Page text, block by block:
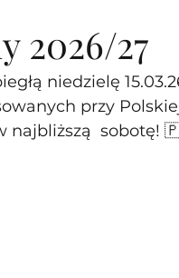
2026/27
niedzielę
przy
najbliższą  sobotę!